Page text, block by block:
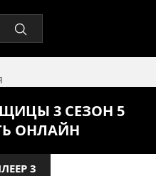
3 СЕЗОН 5
ОНЛАЙН
3